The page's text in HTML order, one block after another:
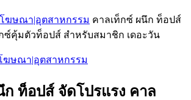
ฆษณา|อุตสาหกรรม คาลเท็กซ์ ผนึก ท็อปส์
ซ์คุ้มตัวท็อปส์ สำหรับสมาชิก เดอะวัน
ฆษณา|อุตสาหกรรม
ก ท็อปส์ จัดโปรแรง คาล